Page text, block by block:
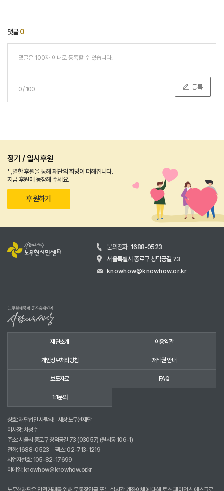
댓글0
0/ 100 등록
정기 / 일시후원
특별한 후원을 통해 재단의 희망이 더해집니다.
지금 후원에 동참해 주세요.
후원하기
문의전화 1688-0523
서울특별시 종로구 창덕궁길 73
knowhow@knowhow.or.kr
재단소개 이용약관
개인정보처리방침 저작권 안내
보도자료 FAQ
1:1문의
상호: 재단법인 사람사는세상 노무현재단
이사장: 차성수
주소: 서울시 종로구 창덕궁길 73 (03057) (원서동 106-1)
전화:1688-0523
팩스: 02-713-1219
사업자번호: 105-82-17699
이메일:knowhow@knowhow.or.kr